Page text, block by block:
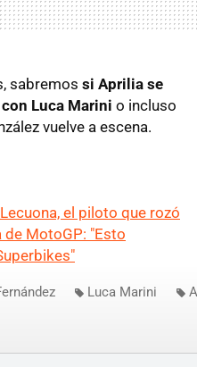
sabremos si Aprilia se
Luca Marini o incluso
vuelve a escena.
el piloto que rozó
MotoGP: "Esto
Luca Marini